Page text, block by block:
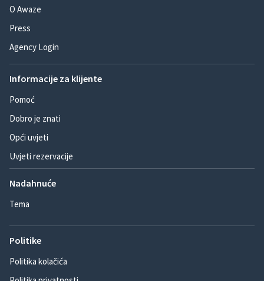
O Awaze
Press
Agency Login
Informacije za klijente
Pomoć
Dobro je znati
Opći uvjeti
Uvjeti rezervacije
Nadahnuće
Tema
Politike
Politika kolačića